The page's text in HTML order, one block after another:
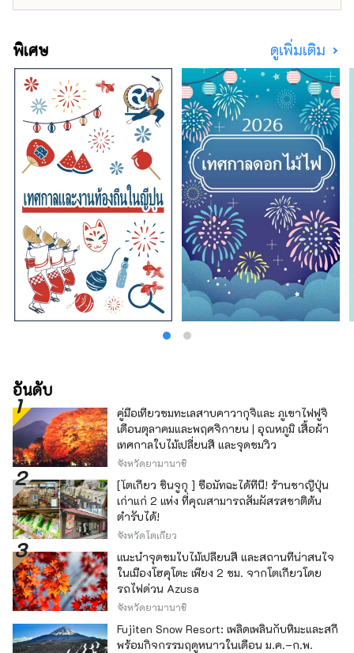
โลกมากมาย เช่น Okayama Castle [ปราสาท]
Okayama Korakuen Garden [สวน] หนึ่งในสาม
สวนที่โด่งดังที่สุดของญี่ปุ่น และ Kurashiki Bikan
Historical Quarter [ย่าน] ซึ่งมีประวัติศาสตร์
วัฒนธรรม และศิลปะอันอุดมสมบูรณ์!
พิเศษ ดูเพิ่มเติม
อันดับ
คู่มือเที่ยวชมทะเลสาบคาวากุจิและ ภูเขาไฟฟูจิ
เดือนตุลาคมและพฤศจิกายน | อุณหภูมิ เสื้อผ้า
เทศกาลใบไม้เปลี่ยนสี และจุดชมวิว
จังหวัดยามานาชิ
[โตเกียว ชินจูกุ ] ซื้อมัทฉะได้ที่นี่! ร้านชาญี่ปุ่น
เก่าแก่ 2 แห่ง ที่คุณสามารถสัมผัสรสชาติต้น
ตำรับได้!
จังหวัดโตเกียว
แนะนำจุดชมใบไม้เปลี่ยนสี และสถานที่น่าสนใจ
ในเมืองโฮคุโตะ เพียง 2 ชม. จากโตเกียวโดย
รถไฟด่วน Azusa
จังหวัดยามานาชิ
Fujiten Snow Resort: เพลิดเพลินกับหิมะและสกี
พร้อมกิจกรรมฤดูหนาวในเดือน ม.ค.–ก.พ.